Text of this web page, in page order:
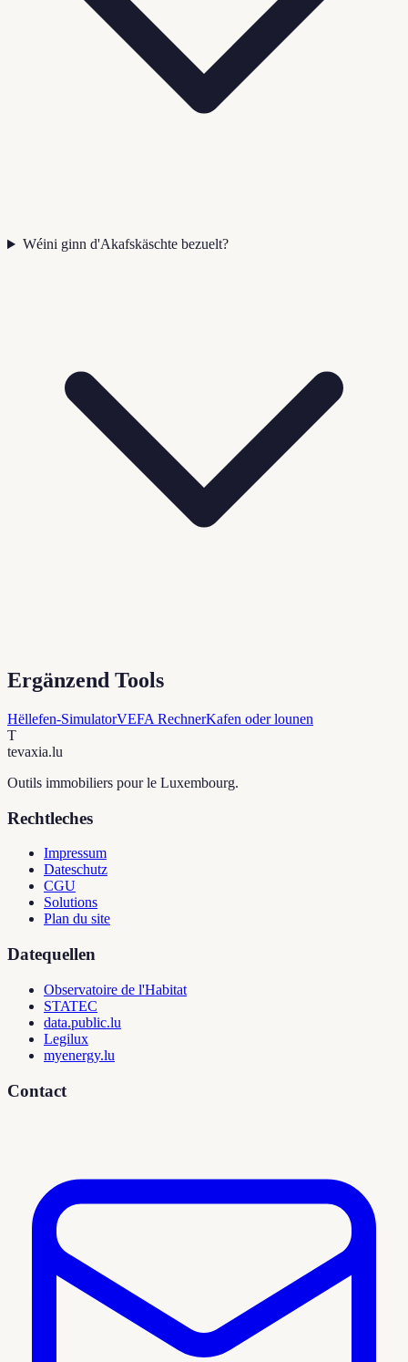
Wéini ginn d'Akafskäschte bezuelt?
Ergänzend Tools
Hëllefen-SimulatorVEFA RechnerKafen oder lounen
T
tevaxia.lu
Outils immobiliers pour le Luxembourg.
Rechtleches
Impressum
Dateschutz
CGU
Solutions
Plan du site
Datequellen
Observatoire de l'Habitat
STATEC
data.public.lu
Legilux
myenergy.lu
Contact